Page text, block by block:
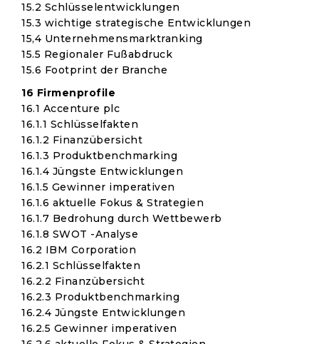
15.2 Schlüsselentwicklungen
15.3 wichtige strategische Entwicklungen
15,4 Unternehmensmarktranking
15.5 Regionaler Fußabdruck
15.6 Footprint der Branche
16 Firmenprofile
16.1 Accenture plc
16.1.1 Schlüsselfakten
16.1.2 Finanzübersicht
16.1.3 Produktbenchmarking
16.1.4 Jüngste Entwicklungen
16.1.5 Gewinner imperativen
16.1.6 aktuelle Fokus & Strategien
16.1.7 Bedrohung durch Wettbewerb
16.1.8 SWOT -Analyse
16.2 IBM Corporation
16.2.1 Schlüsselfakten
16.2.2 Finanzübersicht
16.2.3 Produktbenchmarking
16.2.4 Jüngste Entwicklungen
16.2.5 Gewinner imperativen